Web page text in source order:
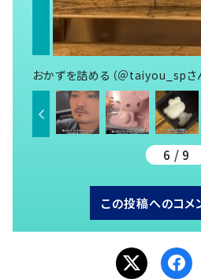
おかずを詰める（＠taiyou_spさ
6 / 9
この投稿へのコメ